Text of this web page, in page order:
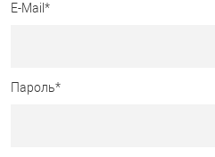
E-Mail *
Пароль*